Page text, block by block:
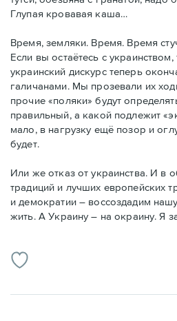
Глупая кровавая каша…
Время, земляки. Время. Время
Если вы остаётесь с украинством,
украинский дискурс теперь
галичанами. Мы прозевали их
прочие «поляки» будут
правильный, а какой подлежит
мало, в нагрузку ещё позор и
будет.
Или же отказ от украинства. И в
традиций и лучших европейских
и демократии – воссоздадим
жить. А Украину – на окраину. Я